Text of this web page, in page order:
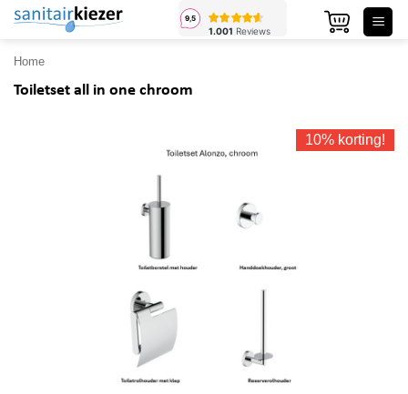
Ga
inhoud
Home
Toiletset all in one chroom
10% korting!